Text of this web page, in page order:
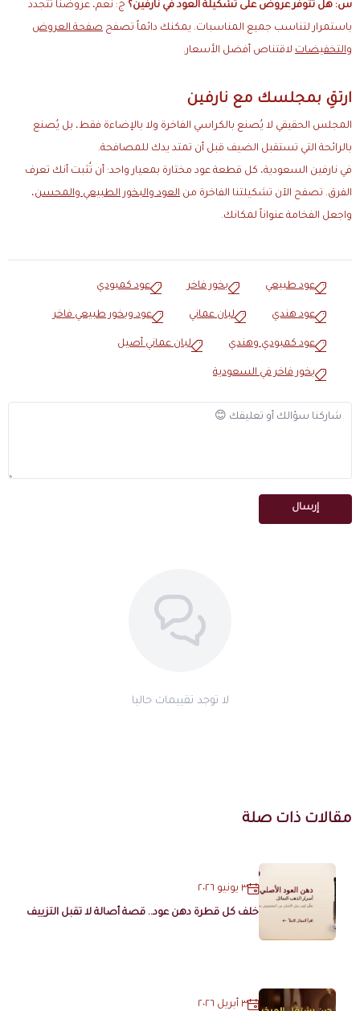
س: هل تتوفر عروض على تشكيلة العود في نارفين؟ ج: نعم، عروضنا تتجدد
باستمرار لتناسب جميع المناسبات. يمكنك دائماً تصفح صفحة العروض
والتخفيضات لاقتناص أفضل الأسعار.
ارتقِ بمجلسك مع نارفين
المجلس الحقيقي لا يُصنع بالكراسي الفاخرة ولا بالإضاءة فقط، بل يُصنع
بالرائحة التي تستقبل الضيف قبل أن تمتد يدك للمصافحة.
في نارفين السعودية، كل قطعة عود مختارة بمعيار واحد: أن تُثبت أنك تعرف
الفرق. تصفح الآن تشكيلتنا الفاخرة من العود والبخور الطبيعي والمحسن،
واجعل الفخامة عنواناً لمكانك.
عود طبيعي بخور فاخر عود كمبودي
عود هندي لبان عماني عود وبخور طبيعي فاخر
عود كمبودي وهندي لبان عماني أصيل
بخور فاخر في السعودية
إرسال
لا توجد تقييمات حاليا
مقالات ذات صلة
٣ يونيو ٢٠٢٦
خلف كل قطرة دهن عود.. قصة أصالة لا تقبل التزييف
٣ أبريل ٢٠٢٦